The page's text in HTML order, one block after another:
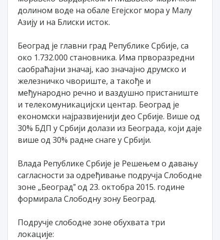
долином воде на обале Егејског мора у Малу
Азију и на Блиски исток.
Београд је главни град Републике Србије, са
око 1.732.000 становника. Има прворазредни
саобраћајни значај, као значајно друмско и
железничко чвориште, а такође и
међународно речно и ваздушно пристаниште
и телекомуникацијски центар. Београд је
економски најразвијенији део Србије. Више од
30% БДП у Србији долази из Београда, који даје
више од 30% радне снаге у Србији.
Влада Републике Србије је Решењем о давању
сагласности за одређивање подручја Слободне
зоне „Београдˮ од 23. октобра 2015. године
формирала Слободну зону Београд.
Подручје слободне зоне обухвата три
локације: